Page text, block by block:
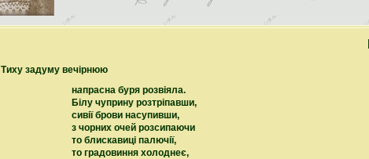
Тиху задуму вечірнюю
напрасна буря розвіяла.
Білу чуприну розтріпавши,
сивії брови насупивши,
з чорних очей розсипаючи
то блискавиці палючії,
то градовиння холоднеє,